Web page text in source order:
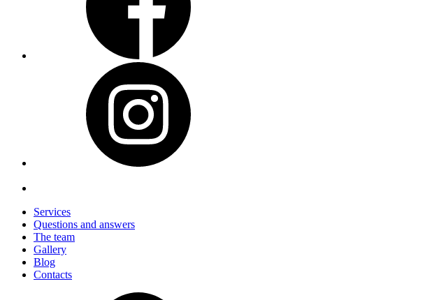
Services
Questions and answers
The team
Gallery
Blog
Contacts